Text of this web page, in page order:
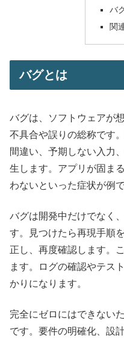
バ
関
バグとは
バグは、ソフトウェアが
不具合や誤りの総称です
間違い、予期しない入力
生します。アプリが固ま
わないといった症状が例で
バグは開発中だけでなく
す。見つけたら再現手順
正し、再度確認します。
ます。ログの確認やテス
かりになります。
完全にゼロにはできない
です。要件の明確化、設